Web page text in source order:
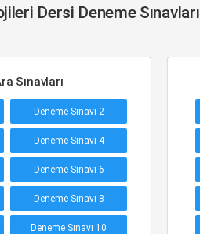
Dersi Deneme Sınavları
Sınavları
Deneme Sınavı 2
Deneme Sınavı 4
Deneme Sınavı 6
Deneme Sınavı 8
Deneme Sınavı 10